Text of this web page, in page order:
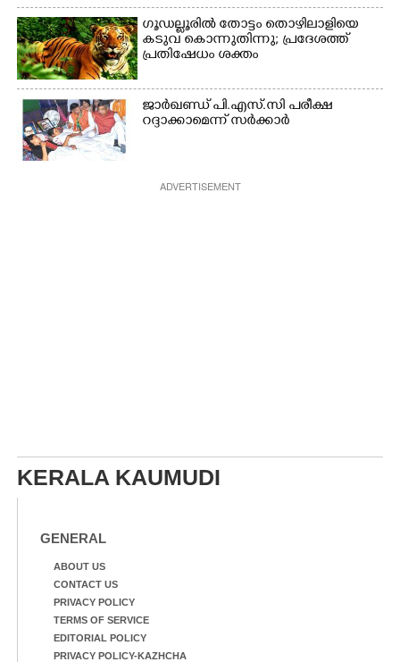
ഗൂഡല്ലൂരിൽ തോട്ടം തൊഴിലാളിയെ
കടുവ കൊന്നുതിന്നു; പ്രദേശത്ത്
പ്രതിഷേധം ശക്തം
ജാർഖണ്ഡ് പി.എസ്.സി പരീക്ഷ
റദ്ദാക്കാമെന്ന് സർക്കാർ
ADVERTISEMENT
KERALA KAUMUDI
GENERAL
ABOUT US
CONTACT US
PRIVACY POLICY
TERMS OF SERVICE
EDITORIAL POLICY
PRIVACY POLICY-KAZHCHA